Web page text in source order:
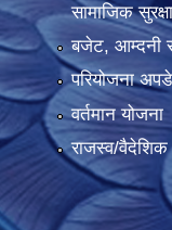
सामाजिक सुरक्षा
बजेट, आम्दनी
परियोजना
वर्तमान योजना
राजस्व/वैदेशिक